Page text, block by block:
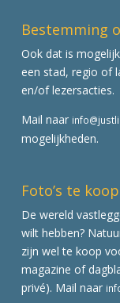
Bestemming
Ook dat is
een stad, regio of
en/of lezersacties.
Mail naar
mogelijkheden.
Foto’s te koop
De wereld
wilt hebben?
zijn wel te koop
magazine of
privé). Mail naar